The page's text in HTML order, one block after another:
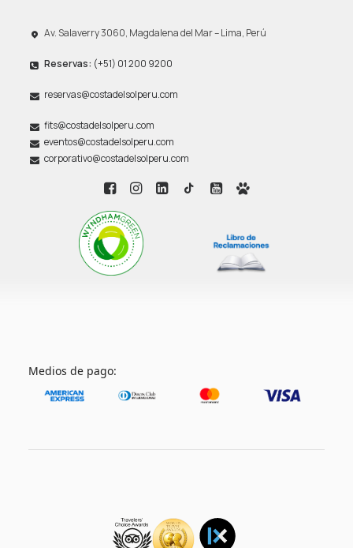
Av. Salaverry 3060, Magdalena del Mar – Lima, Perú
Reservas: (+51) 01 200 9200
reservas@costadelsolperu.com
fits@costadelsolperu.com
eventos@costadelsolperu.com
corporativo@costadelsolperu.com
Medios de pago: